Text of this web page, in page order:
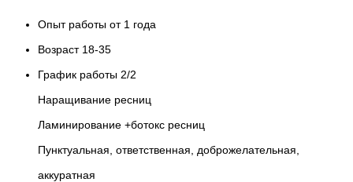
Опыт работы от 1 года
Возраст 18-35
График работы 2/2
Наращивание ресниц
Ламинирование +ботокс ресниц
Пунктуальная, ответственная, доброжелательная,
аккуратная